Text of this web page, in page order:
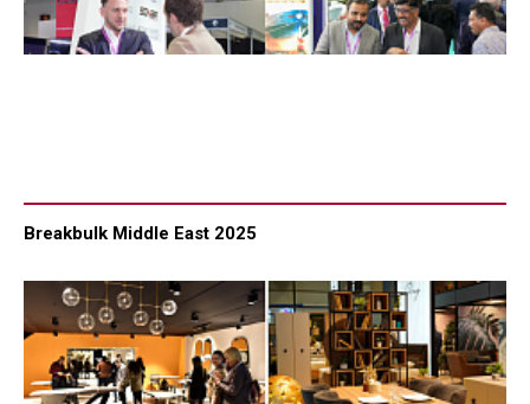
Breakbulk Middle East 2025